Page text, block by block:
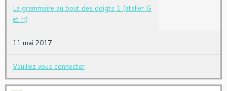
La grammaire au bout des doigts 1 (atelier G
et H)
11 mai 2017
Veuillez vous connecter